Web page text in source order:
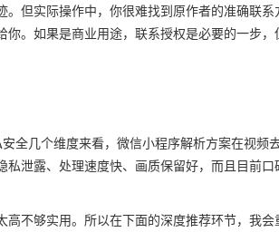
但实际操作中，你很难找到原作者的准确联系
。如果是商业用途，联系授权是必要的一步，
全几个维度来看，微信小程序解析方案在视频
泄露、处理速度快、画质保留好，而且目前口
不够实用。所以在下面的深度推荐环节，我会